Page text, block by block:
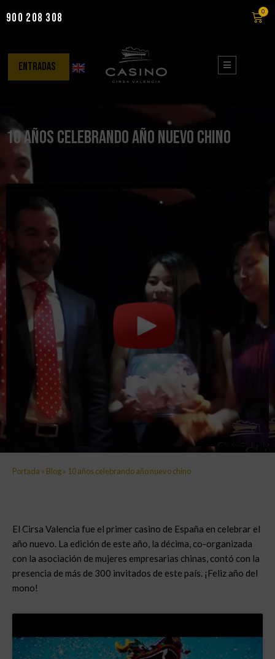
contenido
900 208 308 0
entradas
10 años celebrando año nuevo chino
Portada » Blog» 10 años celebrando año nuevo chino
El Cirsa Valencia fue el primer casino de España en celebrar el
año nuevo. La edición de este año, la décima, co-organizada
con la asociación de mujeres empresarias chinas, contó con la
presencia de más de 300 invitados de este país. ¡Feliz año del
mono!